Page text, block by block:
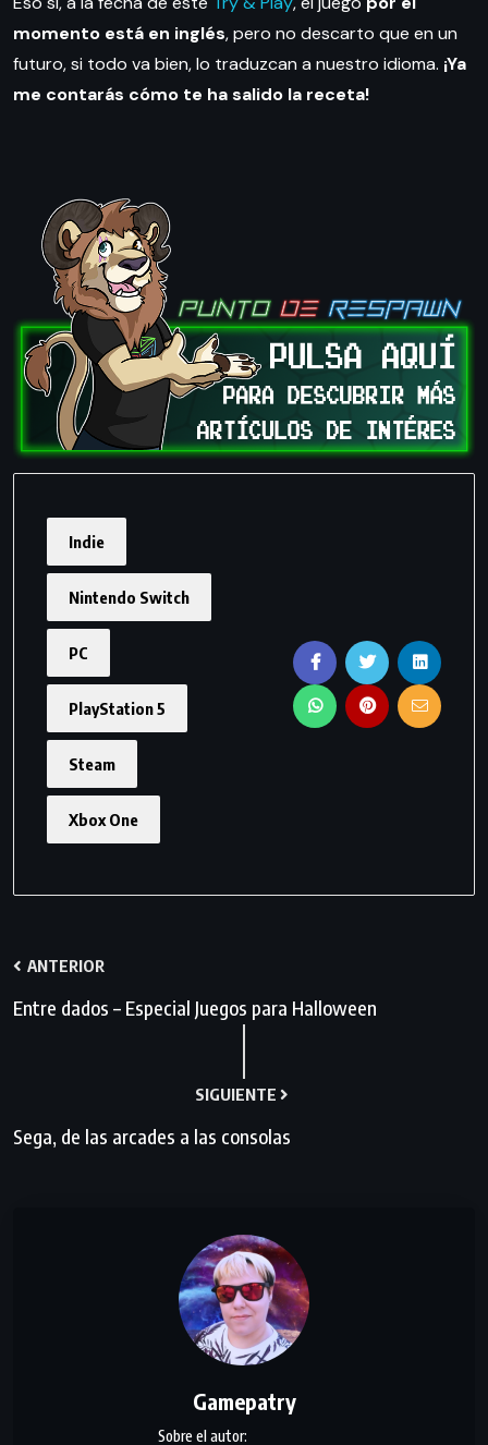
momento está en inglés, pero no descarto que en un
futuro, si todo va bien, lo traduzcan a nuestro idioma. ¡Ya
me contarás cómo te ha salido la receta!
Indie
Nintendo Switch
PC
PlayStation 5
Steam
Xbox One
ANTERIOR
Entre dados – Especial Juegos para Halloween
SIGUIENTE
Sega, de las arcades a las consolas
Gamepatry